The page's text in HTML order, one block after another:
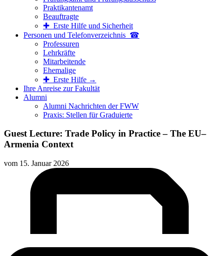
Praktikantenamt
Beauftragte
✚ Erste Hilfe und Sicherheit
Personen und Telefon­verzeichnis ☎
Professuren
Lehrkräfte
Mitarbeitende
Ehemalige
✚ Erste Hilfe →
Ihre Anreise zur Fakultät
Alumni
Alumni Nachrichten der FWW
Praxis: Stellen für Graduierte
Guest Lecture: Trade Policy in Practice – The EU–
Armenia Context
vom 15. Januar 2026